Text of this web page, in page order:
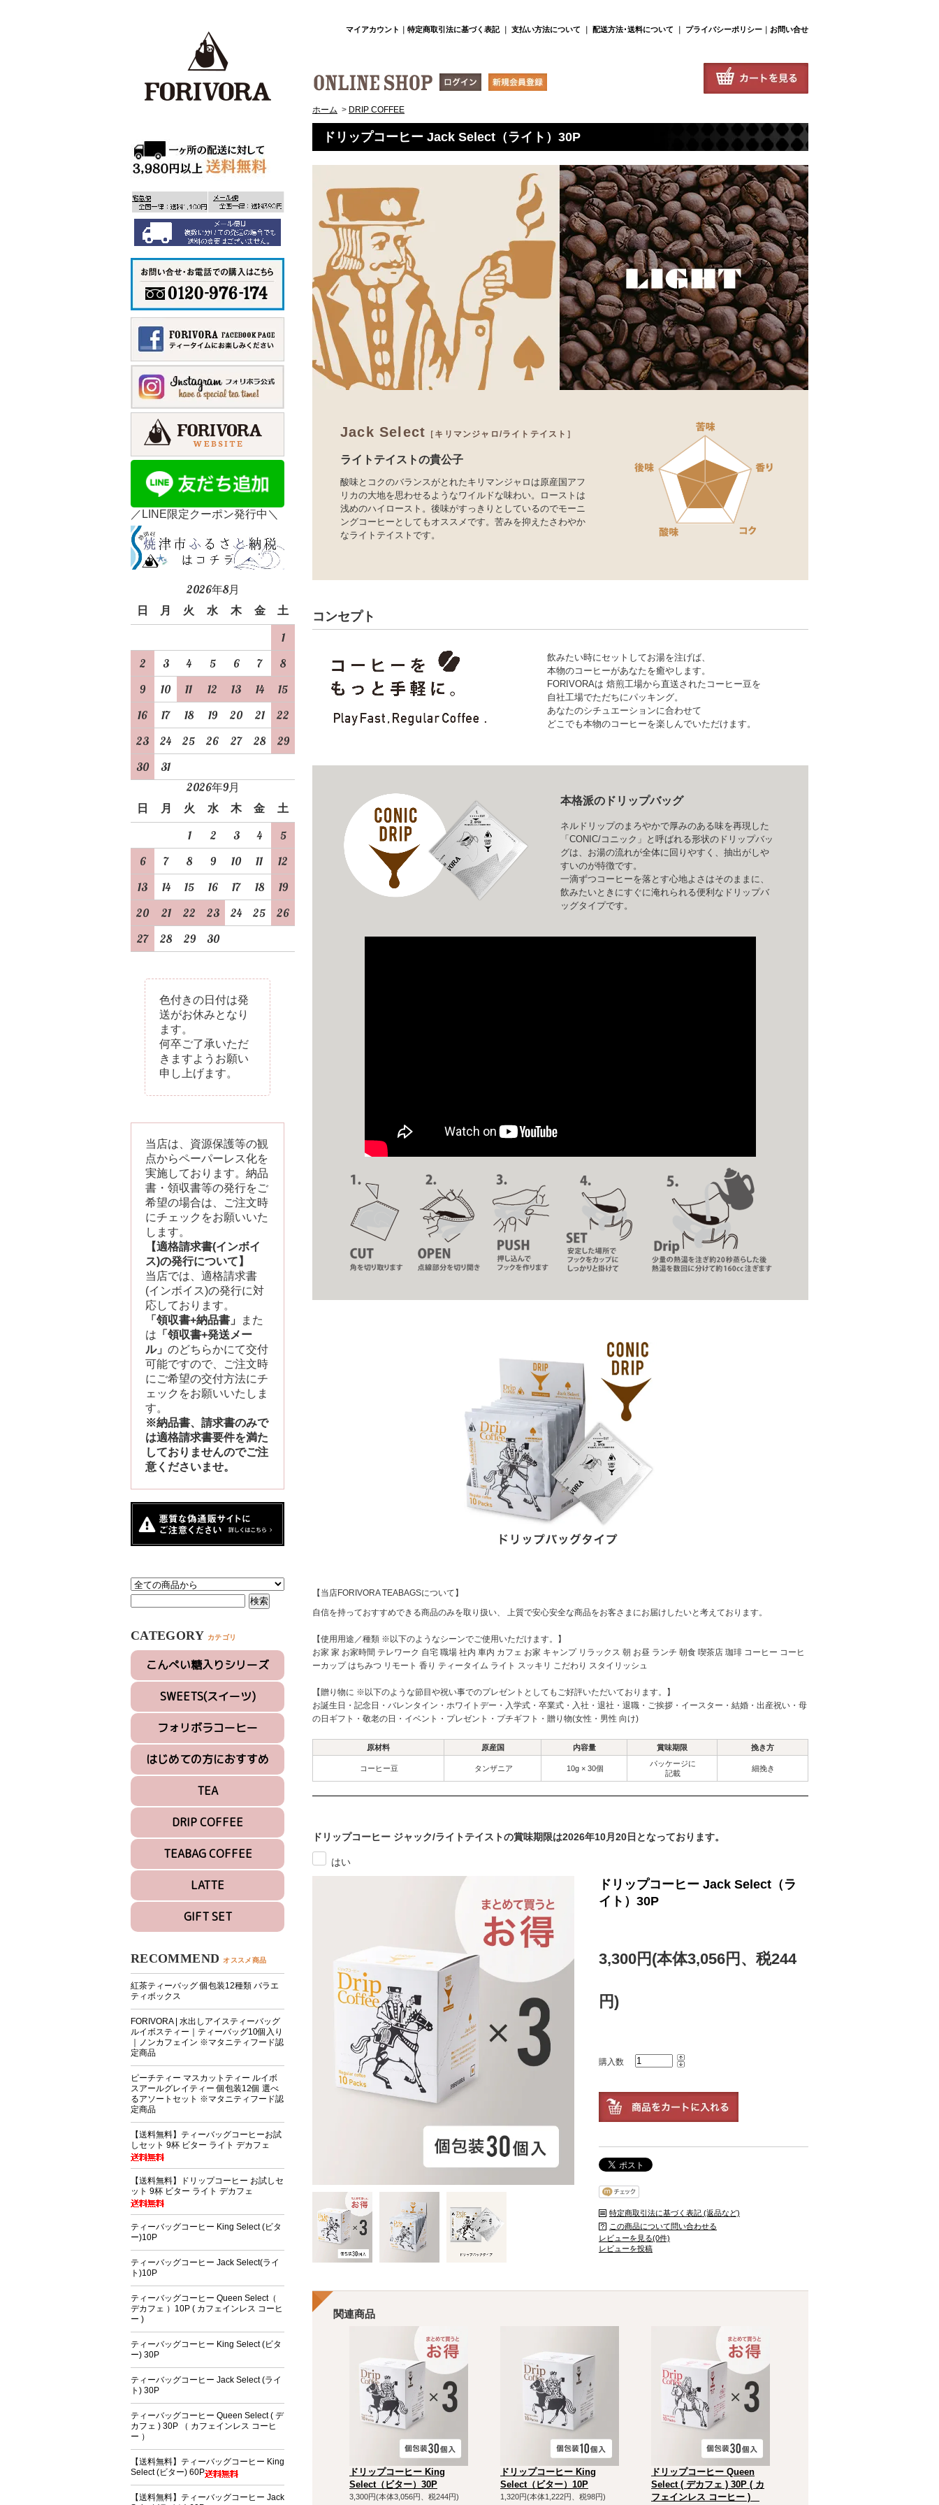
マイアカウント ｜ 特定商取引法に基づく表記｜ 支払い方法について ｜ 配送方法･送料について ｜ プライバシーポリシー ｜ お問い合せ
／LINE限定クーポン発行中＼
2026年8月
日
月 火 水 木 金
土
1
2
3 4 5 6 7
8
9
10 11 12 13 14
15
16
17 18 19 20 21
22
23
24 25 26 27 28
29
30
31
2026年9月
日
月 火 水 木 金
土
1
2 3 4
5
6
7 8 9 10 11
12
13
14 15 16 17 18
19
20
21 22 23 24 25
26
27
28 29 30
色付きの日付は発
送がお休みとなり
ます。
何卒ご了承いただ
きますようお願い
申し上げます。
当店は、資源保護等の観
点からペーパーレス化を
実施しております。納品
書・領収書等の発行をご
希望の場合は、ご注文時
にチェックをお願いいた
します。
【適格請求書(インボイ
ス)の発行について】
当店では、適格請求書
(インボイス)の発行に対
応しております。
「領収書+納品書」
また
は 「領収書+発送メー
ル」 のどちらかにて交付
可能ですので、ご注文時
にご希望の交付方法にチ
ェックをお願いいたしま
す。
※納品書、請求書のみで
は適格請求書要件を満た
しておりませんのでご注
意くださいませ。
CATEGORY カテゴリ
こんぺい糖入りシリーズ
SWEETS(スイーツ)
フォリボラコーヒー
はじめての方におすすめ
TEA
DRIP COFFEE
TEABAG COFFEE
LATTE
GIFT SET
RECOMMEND オススメ商品
紅茶ティーバッグ 個包装12種類 バラエ
ティボックス
FORIVORA | 水出しアイスティーバッグ
ルイボスティー｜ティーバッグ10個入り
｜ノンカフェイン ※マタニティフード認
定商品
ピーチティー マスカットティー ルイボ
スアールグレイティー 個包装12個 選べ
るアソートセット ※マタニティフード認
定商品
【送料無料】ティーバッグコーヒーお試
しセット 9杯 ビター ライト デカフェ
【送料無料】ドリップコーヒー お試しセ
ット 9杯 ビター ライト デカフェ
ティーバッグコーヒー King Select (ビタ
ー)10P
ティーバッグコーヒー Jack Select(ライ
ト)10P
ティーバッグコーヒー Queen Select（
デカフェ ）10P ( カフェインレス コーヒ
ー )
ティーバッグコーヒー King Select (ビタ
ー) 30P
ティーバッグコーヒー Jack Select (ライ
ト) 30P
ティーバッグコーヒー Queen Select ( デ
カフェ ) 30P （ カフェインレス コーヒ
ー ）
【送料無料】ティーバッグコーヒー King
Select (ビター) 60P
【送料無料】ティーバッグコーヒー Jack
ホーム > DRIP COFFEE
ドリップコーヒー Jack Select（ライト）30P
Jack Select ［キリマンジャロ/ライトテイスト］
ライトテイストの貴公子
酸味とコクのバランスがとれたキリマンジャロは原産国アフ
リカの大地を思わせるようなワイルドな味わい。ローストは
浅めのハイロースト。後味がすっきりとしているのでモーニ
ングコーヒーとしてもオススメです。苦みを抑えたさわやか
なライトテイストです。
コンセプト
飲みたい時にセットしてお湯を注げば、
本物のコーヒーがあなたを癒やします。
FORIVORAは 焙煎工場から直送されたコーヒー豆を
自社工場でただちにパッキング。
あなたのシチュエーションに合わせて
どこでも本物のコーヒーを楽しんでいただけます。
本格派のドリップバッグ
ネルドリップのまろやかで厚みのある味を再現した
「CONIC/コニック」と呼ばれる形状のドリップバッ
グは、お湯の流れが全体に回りやすく、抽出がしや
すいのが特徴です。
一滴ずつコーヒーを落とす心地よさはそのままに、
飲みたいときにすぐに淹れられる便利なドリップバ
ッグタイプです。
【当店FORIVORA TEABAGSについて】
自信を持っておすすめできる商品のみを取り扱い、 上質で安心安全な商品をお客さまにお届けしたいと考えております。
【使用用途／種類 ※以下のようなシーンでご使用いただけます。】
お家 家 お家時間 テレワーク 自宅 職場 社内 車内 カフェ お家 キャンプ リラックス 朝 お昼 ランチ 朝食 喫茶店 珈琲 コーヒー コーヒ
ーカップ はちみつ リモート 香り ティータイム ライト スッキリ こだわり スタイリッシュ
【贈り物に ※以下のような節目や祝い事でのプレゼントとしてもご好評いただいております。】
お誕生日・記念日・バレンタイン・ホワイトデー・入学式・卒業式・入社・退社・退職・ご挨拶・イースター・結婚・出産祝い・母
の日ギフト・敬老の日・イベント・プレゼント・プチギフト・贈り物(女性・男性 向け)
原材料 原産国 内容量 賞味期限 挽き方
コーヒー豆 タンザニア 10g × 30個
パッケージに
記載
細挽き
ドリップコーヒー ジャック/ライトテイストの賞味期限は2026年10月20日となっております。
はい
ドリップコーヒー Jack Select（ラ
イト）30P
3,300円(本体3,056円、税244
円)
購入数
特定商取引法に基づく表記 (返品など)
この商品について問い合わせる
レビューを見る(0件)
レビューを投稿
関連商品
ドリップコーヒー King
Select（ビター）30P
3,300円(本体3,056円、税244円)
ドリップコーヒー King
Select（ビター）10P
1,320円(本体1,222円、税98円)
ドリップコーヒー Queen
Select ( デカフェ ) 30P ( カ
フェインレス コーヒー )